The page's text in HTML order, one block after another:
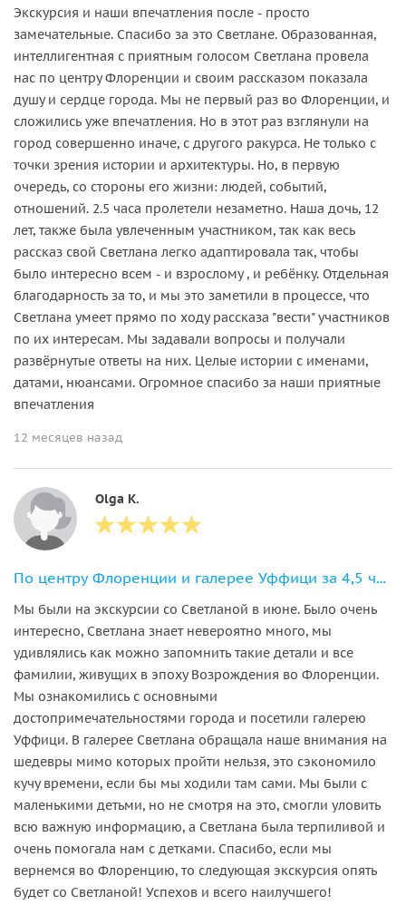
Экскурсия и наши впечатления после - просто
замечательные. Спасибо за это Светлане. Образованная,
интеллигентная с приятным голосом Светлана провела
нас по центру Флоренции и своим рассказом показала
душу и сердце города. Мы не первый раз во Флоренции, и
сложились уже впечатления. Но в этот раз взглянули на
город совершенно иначе, с другого ракурса. Не только с
точки зрения истории и архитектуры. Но, в первую
очередь, со стороны его жизни: людей, событий,
отношений. 2.5 часа пролетели незаметно. Наша дочь, 12
лет, также была увлеченным участником, так как весь
рассказ свой Светлана легко адаптировала так, чтобы
было интересно всем - и взрослому , и ребёнку. Отдельная
благодарность за то, и мы это заметили в процессе, что
Светлана умеет прямо по ходу рассказа "вести" участников
по их интересам. Мы задавали вопросы и получали
развёрнутые ответы на них. Целые истории с именами,
датами, нюансами. Огромное спасибо за наши приятные
впечатления
12 месяцев назад
Olga K.
По центру Флоренции и галерее Уффици за 4,5 часа
Мы были на экскурсии со Светланой в июне. Было очень
интересно, Светлана знает невероятно много, мы
удивлялись как можно запомнить такие детали и все
фамилии, живущих в эпоху Возрождения во Флоренции.
Мы ознакомились с основными
достопримечательностями города и посетили галерею
Уффици. В галерее Светлана обращала наше внимания на
шедевры мимо которых пройти нельзя, это сэкономило
кучу времени, если бы мы ходили там сами. Мы были с
маленькими детьми, но не смотря на это, смогли уловить
всю важную информацию, а Светлана была терпиливой и
очень помогала нам с детками. Спасибо, если мы
вернемся во Флоренцию, то следующая экскурсия опять
будет со Светланой! Успехов и всего наилучшего!